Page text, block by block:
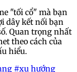
"tối cổ" mà bạn
dây kết nối bạn
Quan trọng nhất
theo cách của
hiểu.
#xu hướng